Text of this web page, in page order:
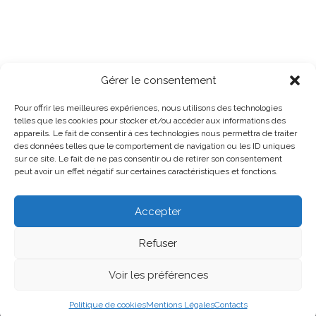
Gérer le consentement
Pour offrir les meilleures expériences, nous utilisons des technologies
telles que les cookies pour stocker et/ou accéder aux informations des
appareils. Le fait de consentir à ces technologies nous permettra de traiter
des données telles que le comportement de navigation ou les ID uniques
sur ce site. Le fait de ne pas consentir ou de retirer son consentement
peut avoir un effet négatif sur certaines caractéristiques et fonctions.
Accepter
Refuser
Voir les préférences
Politique de cookiesMentions LégalesContacts
Contacts
Mentions Légales